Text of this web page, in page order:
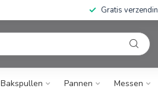
Gratis
Bakspullen Pannen Messen